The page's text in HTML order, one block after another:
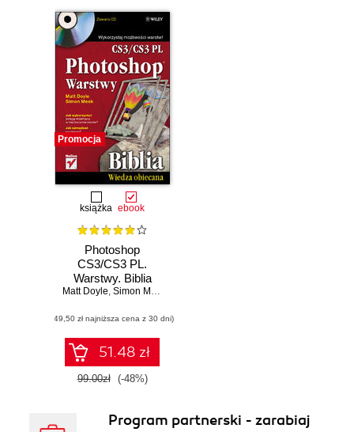
Promocja
książka ebook
Photoshop
CS3/CS3 PL.
Warstwy. Biblia
Matt Doyle, Simon Meek
(49,50 zł najniższa cena z 30 dni)
51.48 zł
99.00zł (-48%)
Program partnerski - zarabiaj